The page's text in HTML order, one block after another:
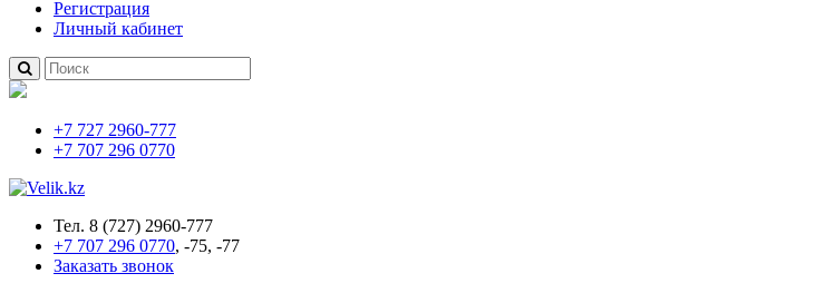
Регистрация
Личный кабинет
+7 727 2960-777
+7 707 296 0770
Тел. 8 (727) 2960-777
+7 707 296 0770, -75, -77
Заказать звонок